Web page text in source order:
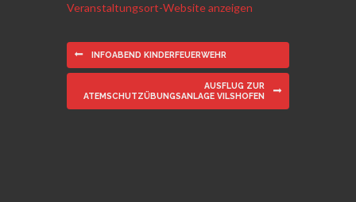
Veranstaltungsort-Website anzeigen
INFOABEND KINDERFEUERWEHR
AUSFLUG ZUR
ATEMSCHUTZÜBUNGSANLAGE VILSHOFEN